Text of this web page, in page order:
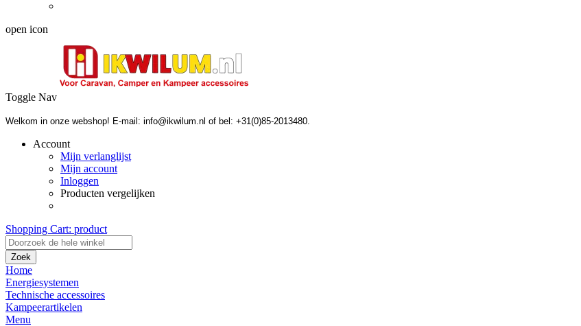
open icon
Toggle Nav
Welkom in onze webshop! E-mail: info@ikwilum.nl of bel: +31(0)85-2013480.
Account
Mijn verlanglijst
Mijn account
Inloggen
Producten vergelijken
Shopping Cart: product
Zoek
Home
Energiesystemen
Technische accessoires
Kampeerartikelen
Menu